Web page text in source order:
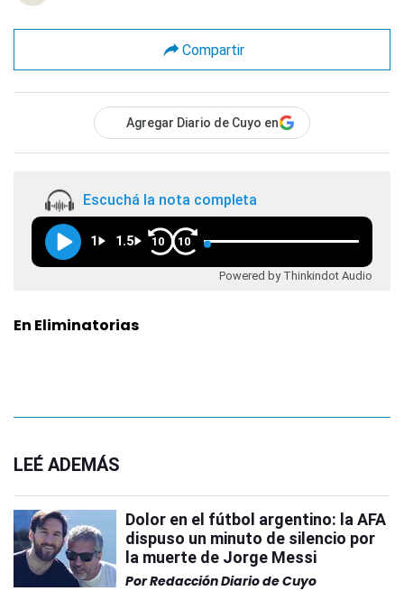
Compartir
Agregar Diario de Cuyo en
Escuchá la nota completa
1 1.5 10 10
Powered by Thinkindot Audio
En Eliminatorias
LEÉ ADEMÁS
Dolor en el fútbol argentino: la AFA
dispuso un minuto de silencio por
la muerte de Jorge Messi
PorRedacción Diario de Cuyo